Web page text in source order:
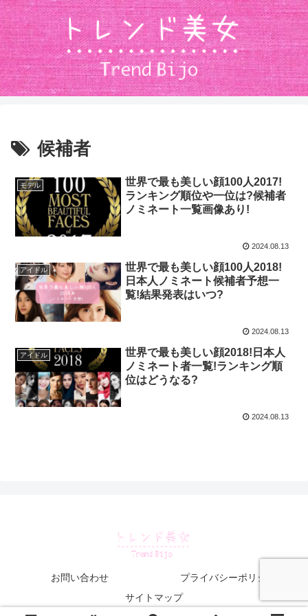
候補者
モデル
世界で最も美しい顔100人2017!
ランキング順位や一位は?候補者
ノミネート一覧画像あり!
2024.08.13
アイドル
世界で最も美しい顔100人2018!
日本人ノミネート候補者予想一
覧!結果発表はいつ?
2024.08.13
アイドル
世界で最も美しい顔2018!日本人
ノミネート者一覧!ランキング順
位はどうなる?
2024.08.13
お問い合わせ
プライバシーポリシー
サイトマップ